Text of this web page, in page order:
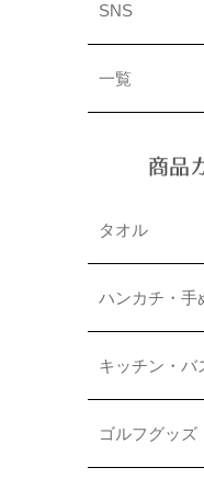
SNS
一覧
商品
タオル
ハンカチ・手
キッチン・バ
ゴルフグッズ